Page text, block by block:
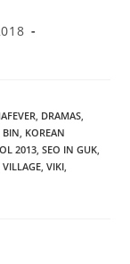
DRAMAS
BIN KOREAN
2013 SEO IN GUK
VILLAGE VIKI